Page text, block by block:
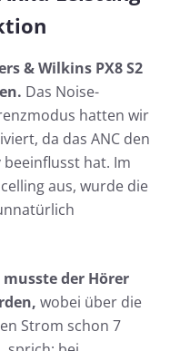
& Wilkins PX8 S2
Das Noise-
hatten wir
da das ANC den
beeinflusst hat. Im
aus, wurde die
der Hörer
wobei über die
Strom schon 7